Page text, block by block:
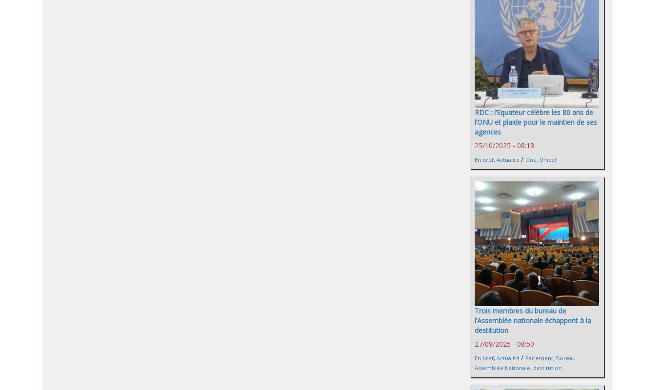
RDC : l’Equateur célèbre les 80 ans de
l’ONU et plaide pour le maintien de ses
agences
25/10/2025 - 08:18
En bref, Actualité / Onu, Unicef
Trois membres du bureau de
l’Assemblée nationale échappent à la
destitution
27/09/2025 - 08:50
En bref, Actualité / Parlement, Bureau
Assemblée Nationale, destitution